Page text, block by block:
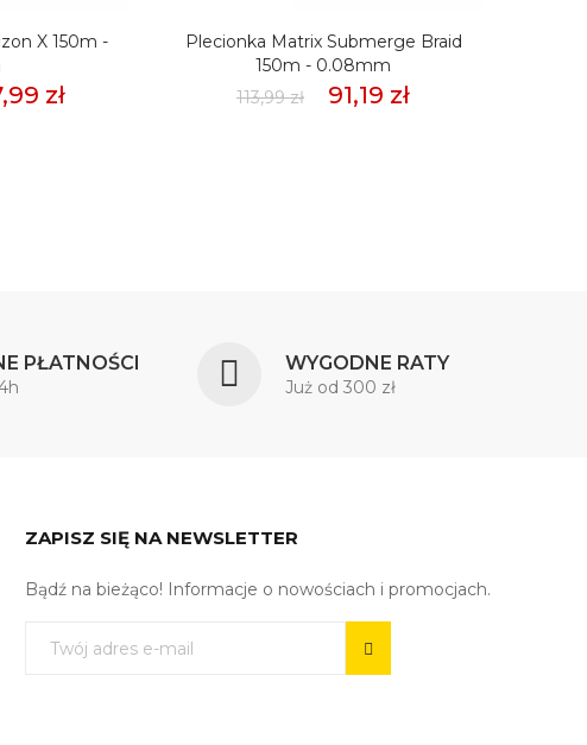
X 150m -
zł
Plecionka Matrix Submerge Braid
150m - 0.08mm
113,99 zł
91,19 zł
PŁATNOŚCI WYGODNE RATY
Już od 300 zł
ZAPISZ SIĘ NA NEWSLETTER
Bądź na bieżąco! Informacje o nowościach i promocjach.